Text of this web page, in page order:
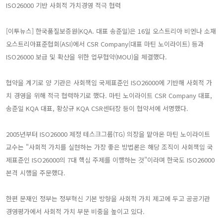
ISO26000 기반 사회적 가치경영 적극 협력
[이투뉴스] 한국품질보증원(KQA. 대표 송준일)은 16일 오스트리아 비엔나 소재
오스트리아표준협회(ASI)에서 CSR Company(대표 마틴 노이라이트) 등과
ISO26000 보급 및 확산을 위한 업무협약(MOU)을 체결했다.
협약을 계기로 양 기관은 사회책임 국제표준인 ISO26000에 기반해 사회적 가
치 경영을 위해 적극 협력하기로 했다. 마틴 노이라이트 CSR Company 대표,
송준일 KQA 대표, 황상규 KQA CSR센터장 등이 협약서에 서명했다.
2005년부터 ISO26000 제정 테스크그룹(TG) 의장을 맡아온 마틴 노이라이트
교수는 "사회적 가치를 실현하는 가장 좋은 방법론은 해당 조직이 사회책임 국
제표준인 ISO26000의 7대 핵심 주제를 이행하는 것"이라며 한국도 ISO26000
본격 시행을 주문했다.
한편 문재인 정부는 정부혁신 기본 방향을 사회적 가치 제고에 두고 공공기관
경영평가에서 사회적 가치 부문 비중을 높이고 있다.